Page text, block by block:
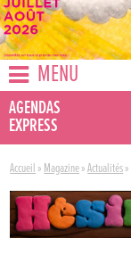
MENU
AGENDAS
EXPRESS
Accueil » Magazine»Actualités»